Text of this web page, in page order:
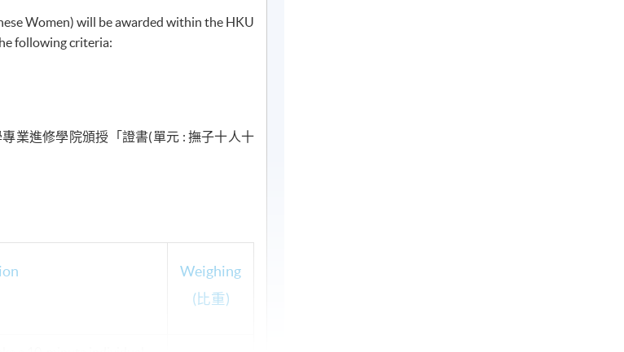
Women) will be awarded within the HKU
following criteria:
業進修學院頒授「證書(單元 : 撫子十人十
Weighing
(比重)